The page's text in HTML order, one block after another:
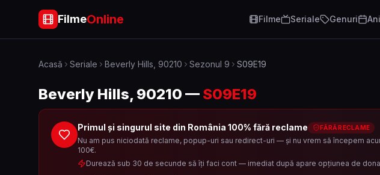
FilmeOnline Filme Seriale Genuri Ani
Acasă Seriale Beverly Hills, 90210 Sezonul 9 S09E19
Beverly Hills, 90210 — S09E19
Primul și singurul site din România 100% fără reclame FĂRĂ RECLAME
Nu am pus niciodată reclame, popup-uri sau redirect-uri — și nu vrem să începem
100€.
Durează sub 30 de secunde să îți faci cont — imediat după apare opțiunea de